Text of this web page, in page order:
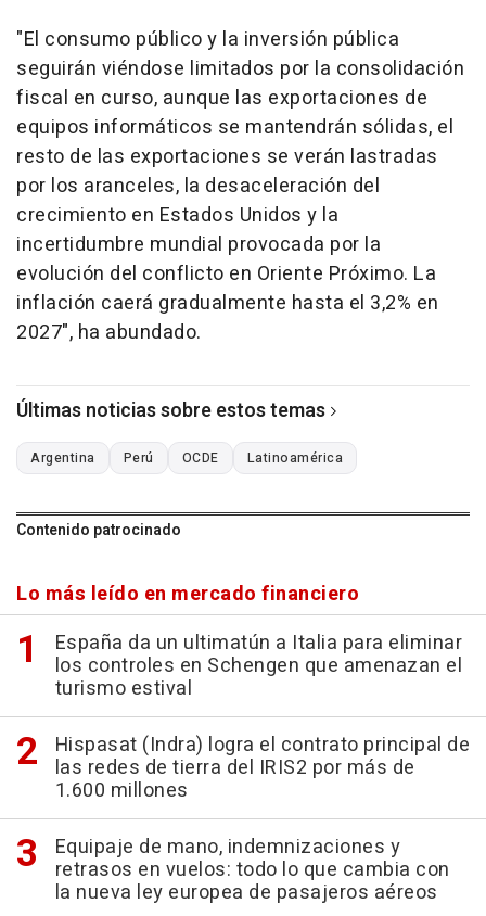
"El consumo público y la inversión pública
seguirán viéndose limitados por la consolidación
fiscal en curso, aunque las exportaciones de
equipos informáticos se mantendrán sólidas, el
resto de las exportaciones se verán lastradas
por los aranceles, la desaceleración del
crecimiento en Estados Unidos y la
incertidumbre mundial provocada por la
evolución del conflicto en Oriente Próximo. La
inflación caerá gradualmente hasta el 3,2% en
2027", ha abundado.
Últimas noticias sobre estos temas
Argentina Perú OCDE Latinoamérica
Contenido patrocinado
Lo más leído en mercado financiero
España da un ultimatún a Italia para eliminar
los controles en Schengen que amenazan el
turismo estival
Hispasat (Indra) logra el contrato principal de
las redes de tierra del IRIS2 por más de
1.600 millones
Equipaje de mano, indemnizaciones y
retrasos en vuelos: todo lo que cambia con
la nueva ley europea de pasajeros aéreos